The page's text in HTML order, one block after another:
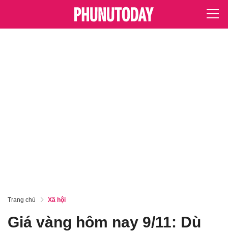
Trang chủ Xã hội
Giá vàng hôm nay 9/11: Dù